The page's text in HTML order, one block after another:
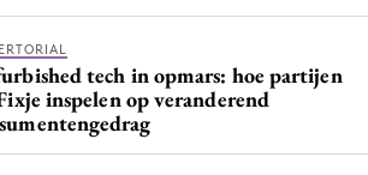
tech in opmars: hoe partijen
inspelen op veranderend